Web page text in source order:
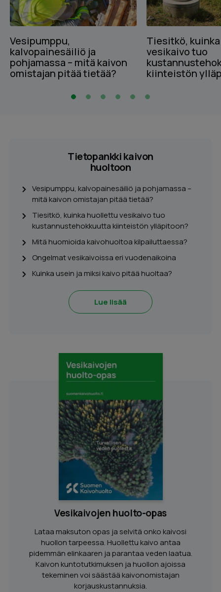
Vesipumppu,
kalvopainesäiliö ja
pohjamassa – mitä kaivon
omistajan pitää tietää?
Tiesitkö,
vesikaivo tuo
kiinteistön
Tietopankki kaivon
huoltoon
Vesipumppu, kalvopainesäiliö ja pohjamassa –
mitä kaivon omistajan pitää tietää?
Tiesitkö, kuinka huollettu vesikaivo tuo
kustannustehokkuutta kiinteistön ylläpitoon?
Mitä huomioida kaivohuoltoa kilpailuttaessa?
Ongelmat vesikaivoissa eri vuodenaikoina
Kuinka usein ja miksi kaivo pitää huoltaa?
Lue lisää
Vesikaivojen huolto-opas
Lataa maksuton opas ja selvitä onko kaivosi
huollon tarpeessa. Huollettu kaivo antaa
pidemmän elinkaaren ja parantaa veden laatua.
Kaivon kuntotutkimuksen ja huollon ajoissa
tekeminen voi säästää kaivonomistajan
korjauskustannuksia.